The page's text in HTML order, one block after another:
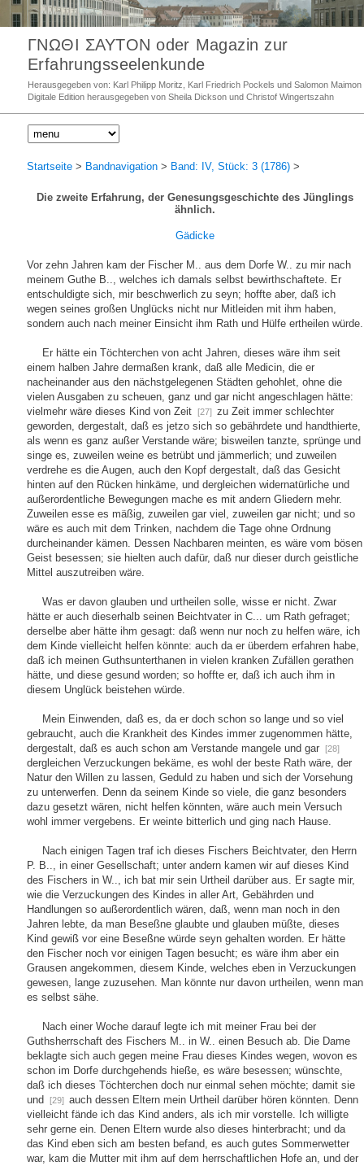
ΓΝΩΘΙ ΣΑΥΤΟΝ oder Magazin zur
Erfahrungsseelenkunde
Herausgegeben von: Karl Philipp Moritz, Karl Friedrich Pockels und Salomon Maimon
Digitale Edition herausgegeben von Sheila Dickson und Christof Wingertszahn
Startseite > Bandnavigation > Band: IV, Stück: 3 (1786) >
Die zweite Erfahrung, der Genesungsgeschichte des Jünglings
ähnlich.
Gädicke
Vor zehn Jahren kam der Fischer M.. aus dem Dorfe W.. zu mir nach
meinem Guthe B.., welches ich damals selbst bewirthschaftete. Er
entschuldigte sich, mir beschwerlich zu seyn; hoffte aber, daß ich
wegen seines großen Unglücks nicht nur Mitleiden mit ihm haben,
sondern auch nach meiner Einsicht ihm Rath und Hülfe ertheilen würde.
Er hätte ein Töchterchen von acht Jahren, dieses wäre ihm seit
einem halben Jahre dermaßen krank, daß alle Medicin, die er
nacheinander aus den nächstgelegenen Städten gehohlet, ohne die
vielen Ausgaben zu scheuen, ganz und gar nicht angeschlagen hätte:
vielmehr wäre dieses Kind von Zeit
[27] zu Zeit immer schlechter
geworden, dergestalt, daß es jetzo sich so gebährdete und handthierte,
als wenn es ganz außer Verstande wäre; bisweilen tanzte, sprünge und
singe es, zuweilen weine es betrübt und jämmerlich; und zuweilen
verdrehe es die Augen, auch den Kopf dergestalt, daß das Gesicht
hinten auf den Rücken hinkäme, und dergleichen widernatürliche und
außerordentliche Bewegungen mache es mit andern Gliedern mehr.
Zuweilen esse es mäßig, zuweilen gar viel, zuweilen gar nicht; und so
wäre es auch mit dem Trinken, nachdem die Tage ohne Ordnung
durcheinander kämen. Dessen Nachbaren meinten, es wäre vom bösen
Geist besessen; sie hielten auch dafür, daß nur dieser durch geistliche
Mittel auszutreiben wäre.
Was er davon glauben und urtheilen solle, wisse er nicht. Zwar
hätte er auch dieserhalb seinen Beichtvater in C... um Rath gefraget;
derselbe aber hätte ihm gesagt: daß wenn nur noch zu helfen wäre, ich
dem Kinde vielleicht helfen könnte: auch da er überdem erfahren habe,
daß ich meinen Guthsunterthanen in vielen kranken Zufällen gerathen
hätte, und diese gesund worden; so hoffte er, daß ich auch ihm in
diesem Unglück beistehen würde.
Mein Einwenden, daß es, da er doch schon so lange und so viel
gebraucht, auch die Krankheit des Kindes immer zugenommen hätte,
dergestalt, daß es auch schon am Verstande mangele und gar
[28]
dergleichen Verzuckungen bekäme, es wohl der beste Rath wäre, der
Natur den Willen zu lassen, Geduld zu haben und sich der Vorsehung
zu unterwerfen. Denn da seinem Kinde so viele, die ganz besonders
dazu gesetzt wären, nicht helfen könnten, wäre auch mein Versuch
wohl immer vergebens. Er weinte bitterlich und ging nach Hause.
Nach einigen Tagen traf ich dieses Fischers Beichtvater, den Herrn
P. B.., in einer Gesellschaft; unter andern kamen wir auf dieses Kind
des Fischers in W.., ich bat mir sein Urtheil darüber aus. Er sagte mir,
wie die Verzuckungen des Kindes in aller Art, Gebährden und
Handlungen so außerordentlich wären, daß, wenn man noch in den
Jahren lebte, da man Beseßne glaubte und glauben müßte, dieses
Kind gewiß vor eine Beseßne würde seyn gehalten worden. Er hätte
den Fischer noch vor einigen Tagen besucht; es wäre ihm aber ein
Grausen angekommen, diesem Kinde, welches eben in Verzuckungen
gewesen, lange zuzusehen. Man könnte nur davon urtheilen, wenn man
es selbst sähe.
Nach einer Woche darauf legte ich mit meiner Frau bei der
Guthsherrschaft des Fischers M.. in W.. einen Besuch ab. Die Dame
beklagte sich auch gegen meine Frau dieses Kindes wegen, wovon es
schon im Dorfe durchgehends hieße, es wäre besessen; wünschte,
daß ich dieses Töchterchen doch nur einmal sehen möchte; damit sie
und
[29] auch dessen Eltern mein Urtheil darüber hören könnten. Denn
vielleicht fände ich das Kind anders, als ich mir vorstelle. Ich willigte
sehr gerne ein. Denen Eltern wurde also dieses hinterbracht; und da
das Kind eben sich am besten befand, es auch gutes Sommerwetter
war, kam die Mutter mit ihm auf dem herrschaftlichen Hofe an, und der